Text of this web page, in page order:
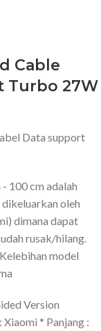
Cable
Turbo 27W
Data support
100 cm adalah
oleh
dimana dapat
rusak/hilang.
model
Version
* Panjang :